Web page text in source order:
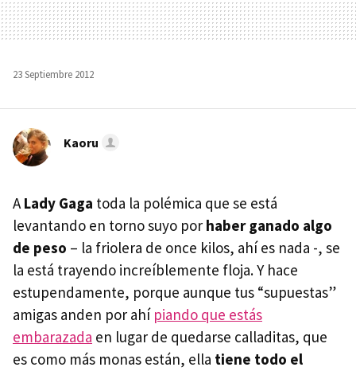
23 Septiembre 2012
Kaoru
ALady Gaga toda la polémica que se está
levantando en torno suyo por haber ganado algo
de peso – la friolera de once kilos, ahí es nada -, se
la está trayendo increíblemente floja. Y hace
estupendamente, porque aunque tus “supuestas”
amigas anden por ahí piando que estás
embarazada en lugar de quedarse calladitas, que
es como más monas están, ella tiene todo el